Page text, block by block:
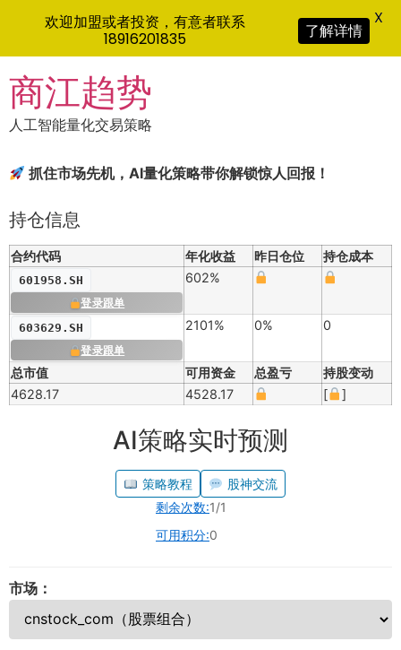
to
content
商江趋势
人工智能量化交易策略
抓住市场先机，AI量化策略带你解锁惊人回报！
持仓信息
合约代码 年化收益 昨日仓位 持仓成本
601958.SH
登录跟单
602%
603629.SH
登录跟单
2101% 0% 0
总市值 可用资金 总盈亏
持股变动
4628.17
4528.17 [ ]
AI策略实时预测
策略教程
股神交流
剩余次数:1/1
可用积分:0
市场：
欢迎加盟或者投资，有意者联系
18916201835
了解详情
X